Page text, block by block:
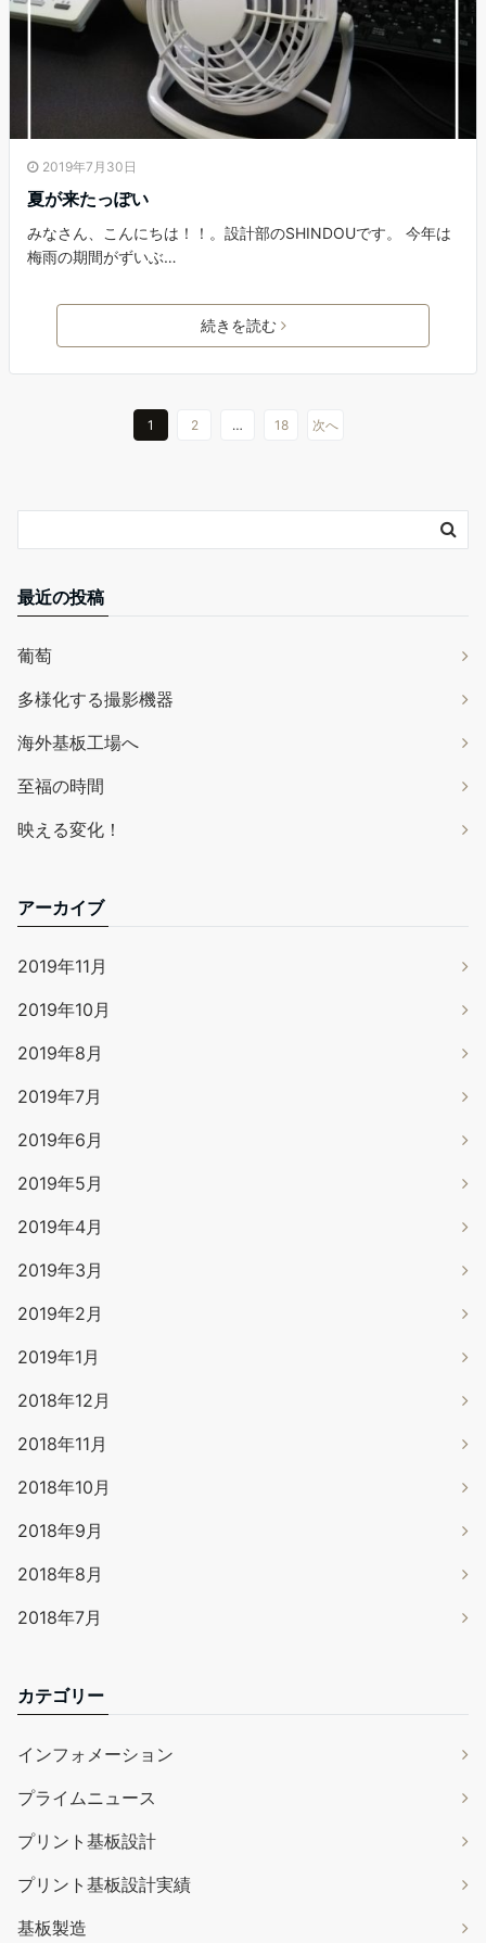
2019年7月30日
夏が来たっぽい
みなさん、こんにちは！！。設計部のSHINDOUです。 今年は
梅雨の期間がずいぶ…
続きを読む
1 2 … 18 次へ
最近の投稿
葡萄
多様化する撮影機器
海外基板工場へ
至福の時間
映える変化！
アーカイブ
2019年11月
2019年10月
2019年8月
2019年7月
2019年6月
2019年5月
2019年4月
2019年3月
2019年2月
2019年1月
2018年12月
2018年11月
2018年10月
2018年9月
2018年8月
2018年7月
カテゴリー
インフォメーション
プライムニュース
プリント基板設計
プリント基板設計実績
基板製造